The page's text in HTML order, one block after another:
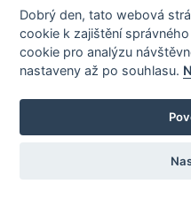
jak zevnitř, co se
makléřů,
dneska zase i začít
atraktivnější, než
lety, kdy i ten trh
propadal. Obecně k
toho růstu trhu, já
Dobrý den, tato webová
cookie k zajištění
cookie pro analýzu
nastaveny až po souhlasu.